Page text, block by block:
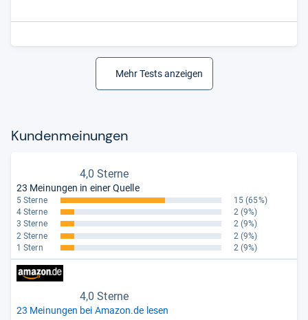
Mehr Tests anzeigen
Kun­den­mei­nun­gen
4,0 Sterne
23 Meinungen in einer Quelle
5 Sterne 15 (65%)
4 Sterne
2 (9%)
3 Sterne
2 (9%)
2 Sterne
2 (9%)
1 Stern
2 (9%)
4,0 Sterne
23 Meinungen bei Amazon.de lesen